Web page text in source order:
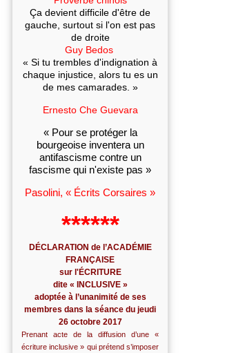
Ça devient difficile d'être de
gauche, surtout si l'on est pas
de droite
Guy Bedos
« Si tu trembles d'indignation à
chaque injustice, alors tu es un
de mes camarades. »
Ernesto Che Guevara
« Pour se protéger la
bourgeoise inventera un
antifascisme contre un
fascisme qui n'existe pas »
Pasolini, « Écrits Corsaires »
******
DÉCLARATION de l’ACADÉMIE
FRANÇAISE
sur l'ÉCRITURE
dite « INCLUSIVE »
adoptée à l’unanimité de ses
membres dans la séance du jeudi
26 octobre 2017
Prenant acte de la diffusion d’une «
écriture inclusive » qui prétend s’imposer